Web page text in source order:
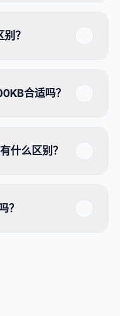
？
合适吗？
什么区别？
？